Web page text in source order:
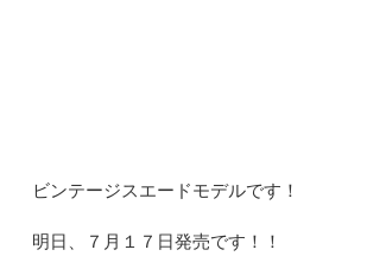
ビンテージスエードモデルです！
明日、７月１７日発売です！！